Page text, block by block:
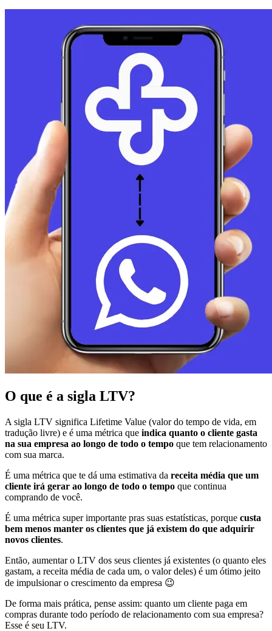
O que é a sigla LTV?
A sigla LTV significa Lifetime Value (valor do tempo de vida, em
tradução livre) e é uma métrica que indica quanto o cliente gasta
na sua empresa ao longo de todo o tempo que tem relacionamento
com sua marca.
É uma métrica que te dá uma estimativa da receita média que um
cliente irá gerar ao longo de todo o tempo que continua
comprando de você.
É uma métrica super importante pras suas estatísticas, porque custa
bem menos manter os clientes que já existem do que adquirir
novos clientes.
Então, aumentar o LTV dos seus clientes já existentes (o quanto eles
gastam, a receita média de cada um, o valor deles) é um ótimo jeito
de impulsionar o crescimento da empresa 😉
De forma mais prática, pense assim: quanto um cliente paga em
compras durante todo período de relacionamento com sua empresa?
Esse é seu LTV.